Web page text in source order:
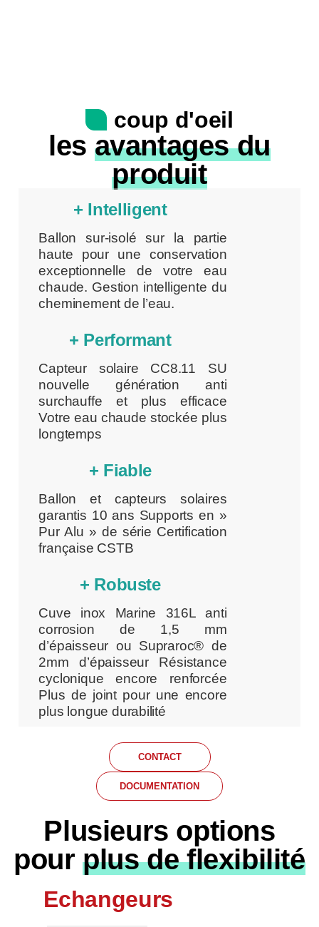
coup d'oeil
les avantages du
produit
+ Intelligent
Ballon sur-isolé sur la partie
haute pour une conservation
exceptionnelle de votre eau
chaude. Gestion intelligente du
cheminement de l’eau.
+ Performant
Capteur solaire CC8.11 SU
nouvelle génération anti
surchauffe et plus efficace
Votre eau chaude stockée plus
longtemps
+ Fiable
Ballon et capteurs solaires
garantis 10 ans Supports en »
Pur Alu » de série Certification
française CSTB
+ Robuste
Cuve inox Marine 316L anti
corrosion de 1,5 mm
d’épaisseur ou Supraroc® de
2mm d’épaisseur Résistance
cyclonique encore renforcée
Plus de joint pour une encore
plus longue durabilité
CONTACT
DOCUMENTATION
Plusieurs options
pourplus de flexibilité
Echangeurs